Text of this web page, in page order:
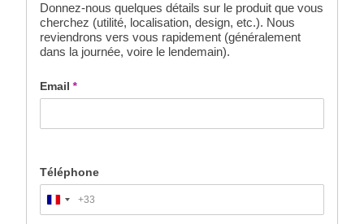
Donnez-nous quelques détails sur le produit que vous
cherchez (utilité, localisation, design, etc.). Nous
reviendrons vers vous rapidement (généralement
dans la journée, voire le lendemain).
Email *
Téléphone
France
+33
+33